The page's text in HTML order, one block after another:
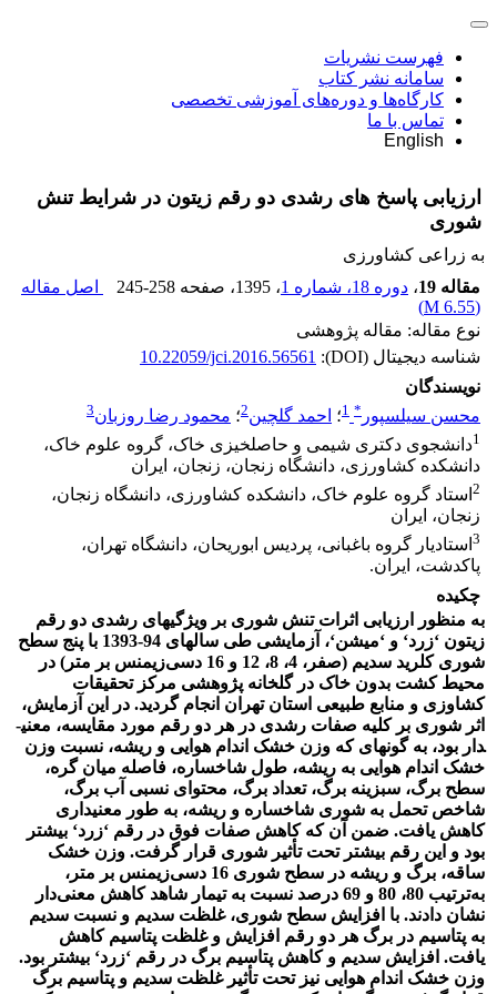
فهرست نشریات
سامانه نشر کتاب
کارگاه‌ها و دوره‌های آموزشی تخصصی
تماس با ما
English
ارزیابی پاسخ های رشدی دو رقم زیتون در شرایط تنش
شوری
به زراعی کشاورزی
مقاله 19
، دوره 18، شماره 1 ، 1395 ، صفحه 245-258
اصل مقاله
(
6.55 M
)
نوع مقاله: مقاله پژوهشی
شناسه دیجیتال (DOI):
10.22059/jci.2016.56561
نویسندگان
محسن سیلسپور *
1؛ احمد گلچین2؛ محمود رضا روزبان3
1دانشجوی دکتری شیمی و حاصلخیزی خاک، گروه علوم خاک،
دانشکده کشاورزی، دانشگاه زنجان، زنجان، ایران
2 استاد گروه علوم خاک، دانشکده کشاورزی، دانشگاه زنجان،
زنجان، ایران
3 استادیار گروه باغبانی، پردیس ابوریحان، دانشگاه تهران،
پاکدشت، ایران.
چکیده
به منظور ارزیابی اثرات تنش شوری بر ویژگی­های رشدی دو رقم
زیتون ‘زردʻ و ‘میشنʻ
، آزمایشی طی سال­های 94-1393 با پنج سطح
شوری کلرید سدیم (صفر، 4، 8، 12 و 16 دسی‌زیمنس بر متر) در
محیط کشت بدون خاک در گلخانه پژوهشی مرکز تحقیقات
کشاوزی و منابع طبیعی استان تهران انجام گردید. در این آزمایش،
اثر شوری بر کلیه صفات رشدی در هر دو رقم مورد مقایسه، معنی­
دار بود، به گونه­ای که وزن خشک اندام هوایی و ریشه، نسبت وزن
خشک اندام هوایی به ریشه، طول شاخساره، فاصله میان گره،
سطح برگ، سبزینه برگ، تعداد برگ، محتوای نسبی آب برگ،
شاخص تحمل به شوری شاخساره و ریشه، به طور معنی­داری
کاهش یافت. ضمن آن که کاهش صفات فوق در رقم ‘زردʻ بیشتر
بود و این رقم بیشتر تحت تأثیر شوری قرار گرفت. وزن خشک
ساقه، برگ و ریشه در سطح شوری 16 دسی‌زیمنس بر متر،
به‌ترتیب 80، 80 و 69 درصد نسبت به تیمار شاهد کاهش معنی
دار
نشان دادند. با افزایش سطح شوری، غلظت سدیم و نسبت سدیم
به پتاسیم در برگ هر دو رقم افزایش و غلظت پتاسیم کاهش
یافت. افزایش سدیم و کاهش پتاسیم برگ در رقم ʻزردʻ بیشتر بود.
وزن خشک اندام هوایی نیز تحت تأثیر غلظت سدیم و پتاسیم برگ